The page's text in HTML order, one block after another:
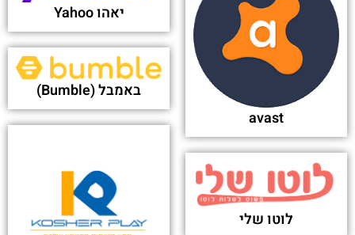
Moovit MOD APK v5.128.0.596 (Unlocked) -
apkmody.io
פורסם בתאריך 25-09-2023
Bugs in transportation app Moovit gave hackers
free rides - TechCrunch
פורסם בתאריך 13-08-2023
MOVEit vulnerability and data extortion incident
- National Cyber Security Centre
פורסם בתאריך 15-06-2023